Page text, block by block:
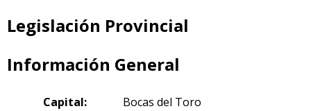
Legislación Provincial
Información General
Capital:
Bocas del Toro